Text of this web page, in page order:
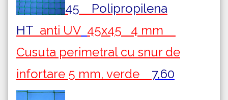
45 Polipropilena
HT anti UV 45x45 4 mm
Cusuta perimetral cu snur de
infortare 5 mm, verde 7,60